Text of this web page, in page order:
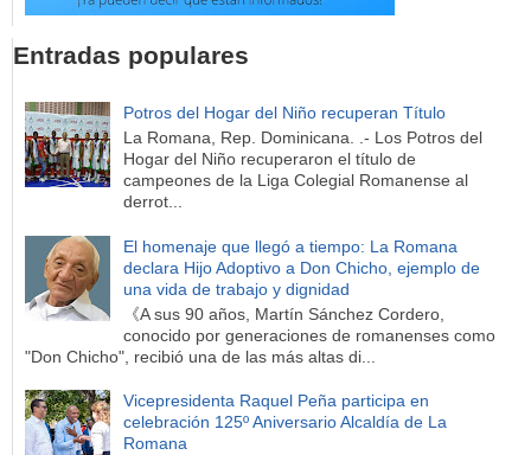
Entradas populares
Potros del Hogar del Niño recuperan Título
La Romana, Rep. Dominicana. .- Los Potros del
Hogar del Niño recuperaron el título de
campeones de la Liga Colegial Romanense al
derrot...
El homenaje que llegó a tiempo: La Romana
declara Hijo Adoptivo a Don Chicho, ejemplo de
una vida de trabajo y dignidad
《A sus 90 años, Martín Sánchez Cordero,
conocido por generaciones de romanenses como
"Don Chicho", recibió una de las más altas di...
Vicepresidenta Raquel Peña participa en
celebración 125º Aniversario Alcaldía de La
Romana